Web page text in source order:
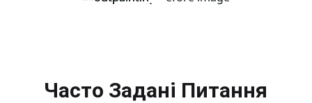
Часто Задані Питання